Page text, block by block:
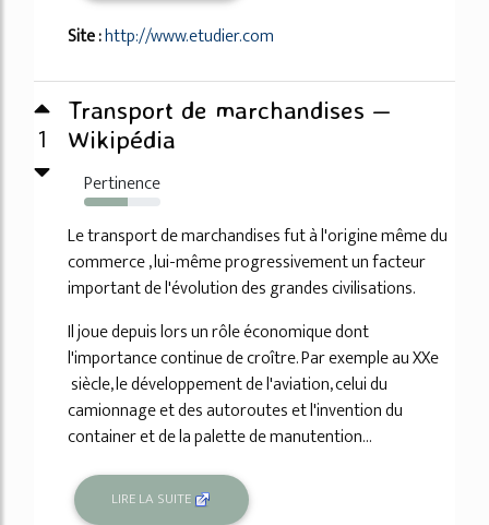
Site :http://www.etudier.com
1
Transport de marchandises —
Wikipédia
Pertinence
57%
Le transport de marchandises fut à l'origine même du
commerce , lui-même progressivement un facteur
important de l'évolution des grandes civilisations.
Il joue depuis lors un rôle économique dont
l'importance continue de croître. Par exemple au XXe
siècle, le développement de l'aviation, celui du
camionnage et des autoroutes et l'invention du
container et de la palette de manutention...
LIRE LA SUITE